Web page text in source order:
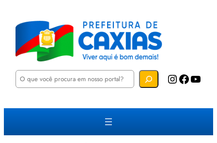
P
u
a
Instagram Facebook YouTube